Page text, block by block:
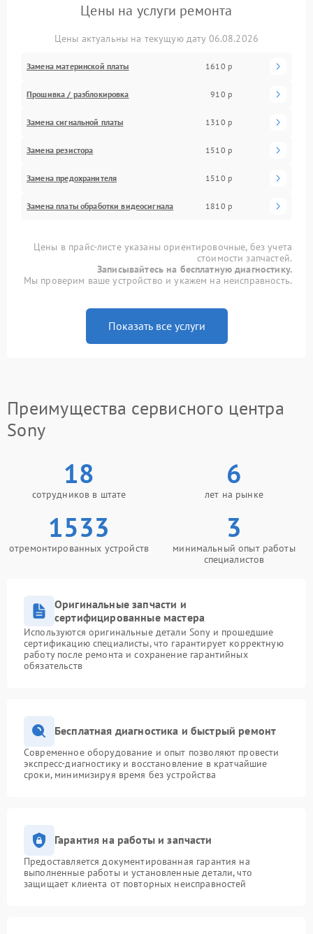
Цены на услуги ремонта
Цены актуальны на текущую дату 06.08.2026
Замена материнской платы 1610 р
Прошивка / разблокировка 910 р
Замена сигнальной платы 1310 р
Замена резистора 1510 р
Замена предохранителя 1510 р
Замена платы обработки видеосигнала 1810 р
Цены в прайс-листе указаны ориентировочные, без учета
стоимости запчастей.
Записывайтесь на бесплатную диагностику.
Мы проверим ваше устройство и укажем на неисправность.
Показать все услуги
Преимущества сервисного центра
Sony
18
сотрудников в штате
6
лет на рынке
1533
отремонтированных устройств
3
минимальный опыт работы
специалистов
Оригинальные запчасти и
сертифицированные мастера
Используются оригинальные детали Sony и прошедшие
сертификацию специалисты, что гарантирует корректную
работу после ремонта и сохранение гарантийных
обязательств
Бесплатная диагностика и быстрый ремонт
Современное оборудование и опыт позволяют провести
экспресс-диагностику и восстановление в кратчайшие
сроки, минимизируя время без устройства
Гарантия на работы и запчасти
Предоставляется документированная гарантия на
выполненные работы и установленные детали, что
защищает клиента от повторных неисправностей